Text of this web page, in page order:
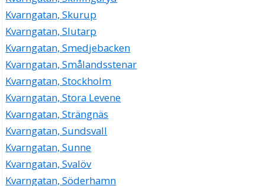
Kvarngatan, Skurup
Kvarngatan, Slutarp
Kvarngatan, Smedjebacken
Kvarngatan, Smålandsstenar
Kvarngatan, Stockholm
Kvarngatan, Stora Levene
Kvarngatan, Strängnäs
Kvarngatan, Sundsvall
Kvarngatan, Sunne
Kvarngatan, Svalöv
Kvarngatan, Söderhamn